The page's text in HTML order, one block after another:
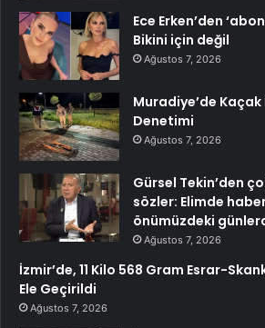
Ece Erken’den
Bikini için değil
Ağustos 7, 2026
Muradiye’de
Denetimi
Ağustos 7, 2026
Gürsel Tekin’den
sözler: Elimde
önümüzdeki
Ağustos 7, 2026
İzmir’de, 11 Kilo 568 Gram Esrar-
Ele Geçirildi
Ağustos 7, 2026